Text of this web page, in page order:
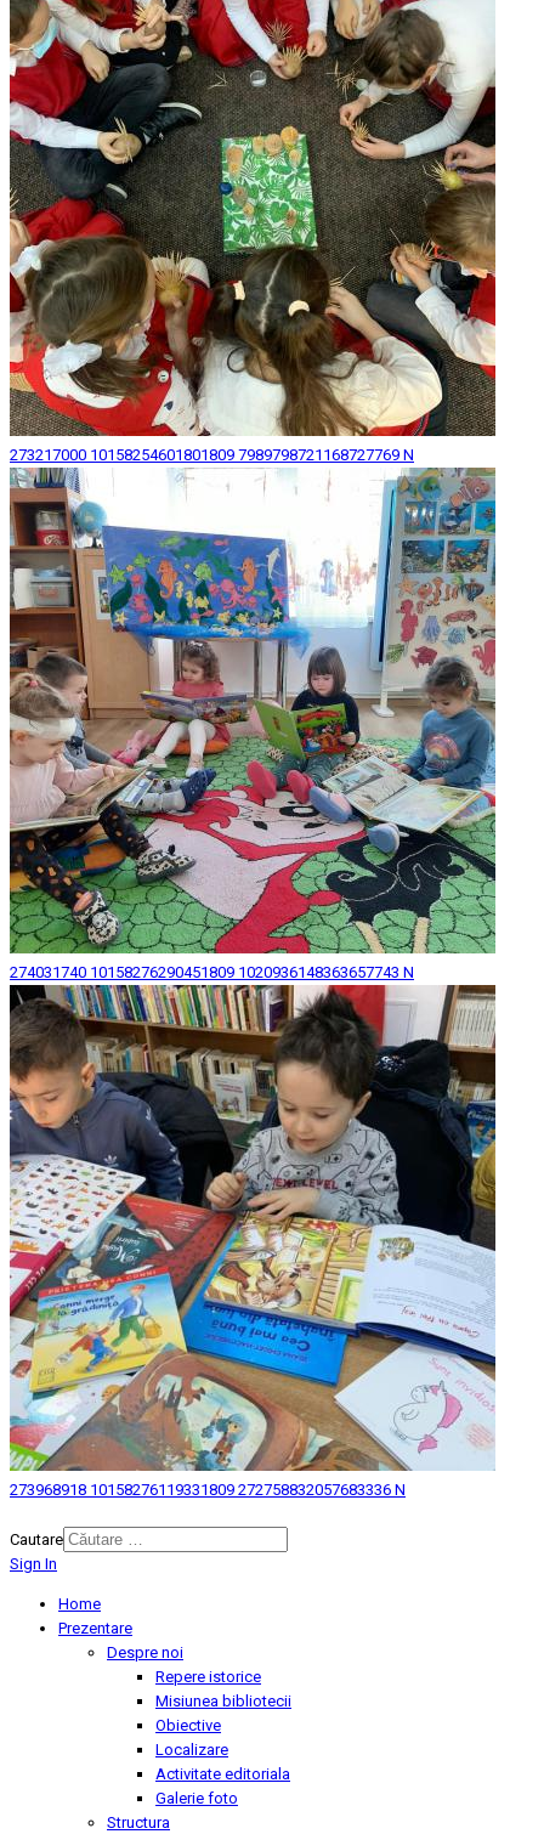
273217000 10158254601801809 7989798721168727769 N
274031740 10158276290451809 1020936148363657743 N
273968918 10158276119331809 272758832057683336 N
Cautare
Sign In
Home
Prezentare
Despre noi
Repere istorice
Misiunea bibliotecii
Obiective
Localizare
Activitate editoriala
Galerie foto
Structura